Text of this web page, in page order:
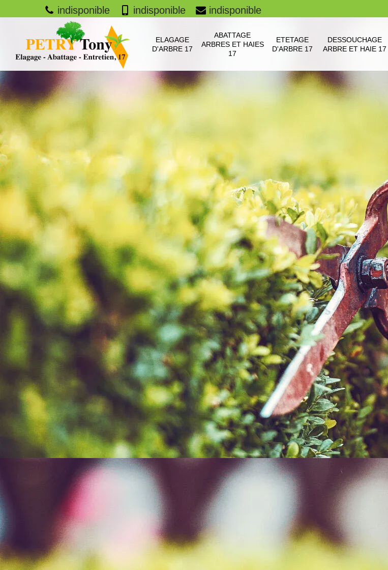
indisponible indisponible indisponible
ELAGAGE
D'ARBRE 17
ABATTAGE
ARBRES ET HAIES
17
ETETAGE
D'ARBRE 17
DESSOUCHAGE
ARBRE ET HAIE 17